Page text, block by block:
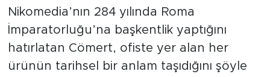
Nikomedia’nın 284 yılında Roma
İmparatorluğu’na başkentlik yaptığını
hatırlatan Cömert, ofiste yer alan her
ürünün tarihsel bir anlam taşıdığını şöyle